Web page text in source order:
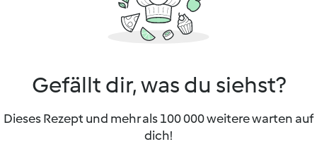
Gefällt dir, was du siehst?
Dieses Rezept und mehr als 100 000 weitere warten auf
dich!